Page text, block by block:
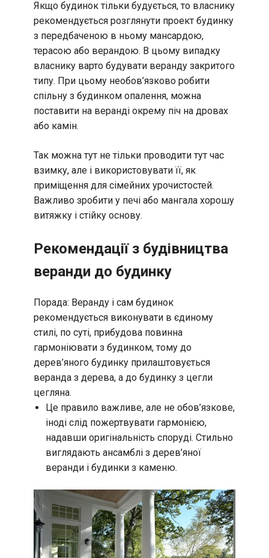
Якщо будинок тільки будується, то власнику
рекомендується розглянути проект будинку
з передбаченою в ньому мансардою,
терасою або верандою. В цьому випадку
власнику варто будувати веранду закритого
типу. При цьому необов’язково робити
спільну з будинком опалення, можна
поставити на веранді окрему піч на дровах
або камін.
Так можна тут не тільки проводити тут час
взимку, але і використовувати її, як
приміщення для сімейних урочистостей.
Важливо зробити у печі або мангала хорошу
витяжку і стійку основу.
Рекомендації з будівництва
веранди до будинку
Порада: Веранду і сам будинок
рекомендується виконувати в єдиному
стилі, по суті, прибудова повинна
гармоніювати з будинком, тому до
дерев’яного будинку прилаштовується
веранда з дерева, а до будинку з цегли
цегляна.
Це правило важливе, але не обов’язкове,
іноді слід пожертвувати гармонією,
надавши оригінальність споруді. Стильно
виглядають ансамблі з дерев’яної
веранди і будинки з каменю.